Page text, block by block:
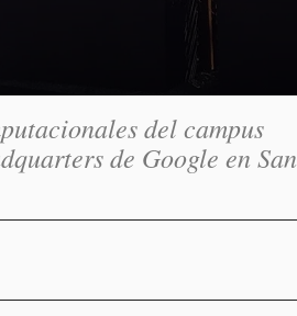
del campus
de Google en San